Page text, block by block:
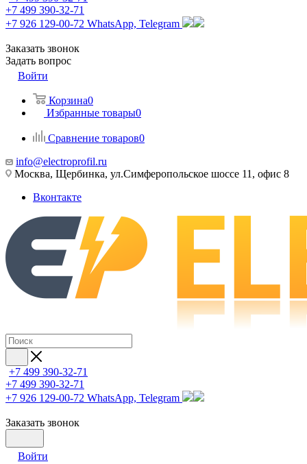
+7 499 390-32-71
+7 926 129-00-72 WhatsApp, Telegram
Заказать звонок
Задать вопрос
Войти
Корзина0
Избранные товары0
Сравнение товаров0
info@electroprofil.ru
Москва, Щербинка, ул.Симферопольское шоссе 11, офис 8
Вконтакте
+7 499 390-32-71
+7 499 390-32-71
+7 926 129-00-72 WhatsApp, Telegram
Заказать звонок
Войти